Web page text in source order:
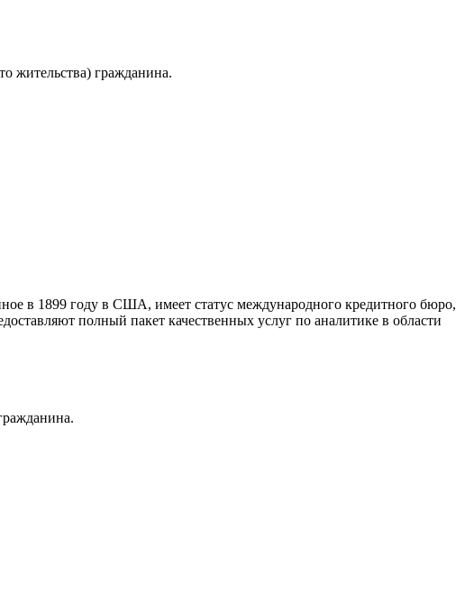
жительства) гражданина.
в 1899 году в США, имеет статус международного кредитного бюро,
полный пакет качественных услуг по аналитике в области